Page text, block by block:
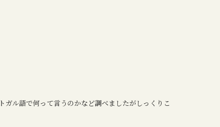
ル語で何って言うのかなど調べましたがしっくりこ